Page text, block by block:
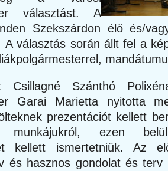
választást. A
Szekszárdon élő és/
A választás során állt fel a
Csillagné Szánthó
Garai Marietta nyitotta
prezentációt kellett
munkájukról, ezen
kellett ismertetniük. Az
és hasznos gondolat és